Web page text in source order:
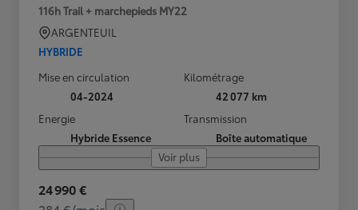
116h Trail + marchepieds MY22
ARGENTEUIL
HYBRIDE
Mise en circulation
04-2024
Kilométrage
42 077 km
Energie
Hybride Essence
Transmission
Boîte automatique
Voir plus
24 990 €